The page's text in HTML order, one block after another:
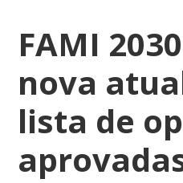
FAMI
nova
lista de